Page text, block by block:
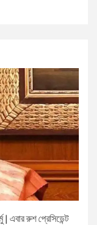
| এবার রুশ প্রেসিডেন্ট